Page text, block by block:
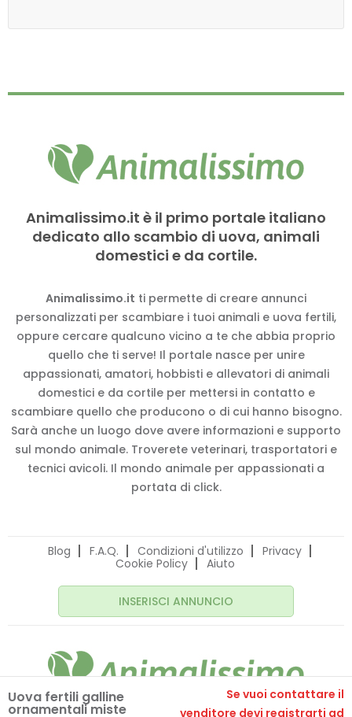
Uova fertili galline
ornamentali miste
Se vuoi contattare il
venditore devi registrarti ad
Animalissimo.it è il primo portale italiano
dedicato allo scambio di uova, animali
domestici e da cortile.
Animalissimo.it ti permette di creare annunci
personalizzati per scambiare i tuoi animali e uova fertili,
oppure cercare qualcuno vicino a te che abbia proprio
quello che ti serve! Il portale nasce per unire
appassionati, amatori, hobbisti e allevatori di animali
domestici e da cortile per mettersi in contatto e
scambiare quello che producono o di cui hanno bisogno.
Sarà anche un luogo dove avere informazioni e supporto
sul mondo animale. Troverete veterinari, trasportatori e
tecnici avicoli. Il mondo animale per appassionati a
portata di click.
Blog F.A.Q. Condizioni d'utilizzo
Privacy
Cookie Policy
Aiuto
INSERISCI ANNUNCIO
© 2020 Animalissimo.it - P.IVA 04582550275